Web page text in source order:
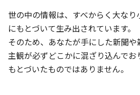
世の中の情報は、すべからく大な
にもとづいて生み出されています。
そのため、あなたが手にした新聞
主観が必ずどこかに混ざり込んでお
もとづいたものではありません。